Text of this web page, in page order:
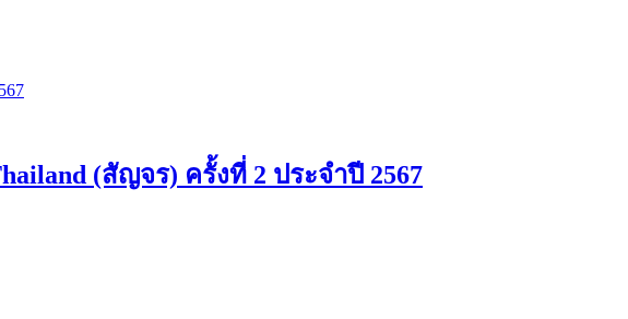
(สัญจร) ครั้งที่ 2 ประจำปี 2567